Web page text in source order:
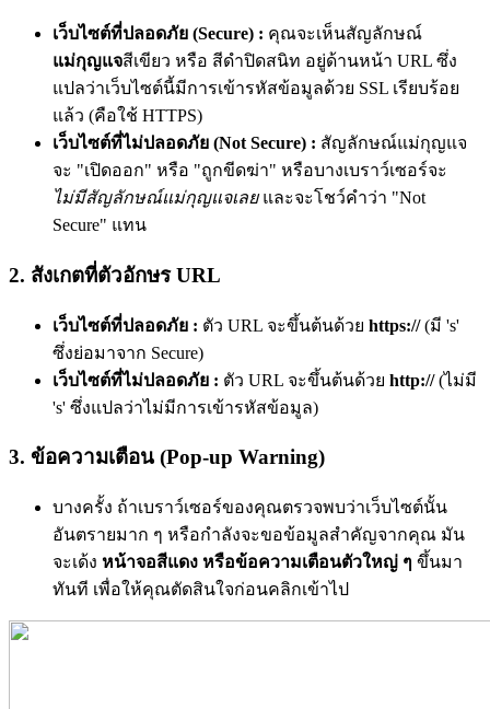
เว็บไซต์ที่ปลอดภัย (Secure) : คุณจะเห็นสัญลักษณ์
แม่กุญแจสีเขียว หรือ สีดำปิดสนิท อยู่ด้านหน้า URL ซึ่ง
แปลว่าเว็บไซต์นี้มีการเข้ารหัสข้อมูลด้วย SSL เรียบร้อย
แล้ว (คือใช้ HTTPS)
เว็บไซต์ที่ไม่ปลอดภัย (Not Secure) : สัญลักษณ์แม่กุญแจ
จะ "เปิดออก" หรือ "ถูกขีดฆ่า" หรือบางเบราว์เซอร์จะ
ไม่มีสัญลักษณ์แม่กุญแจเลยและจะโชว์คำว่า "Not
Secure" แทน
2. สังเกตที่ตัวอักษร URL
เว็บไซต์ที่ปลอดภัย : ตัว URL จะขึ้นต้นด้วย https://(มี 's'
ซึ่งย่อมาจาก Secure)
เว็บไซต์ที่ไม่ปลอดภัย : ตัว URL จะขึ้นต้นด้วย http://(ไม่มี
's' ซึ่งแปลว่าไม่มีการเข้ารหัสข้อมูล)
3. ข้อความเตือน (Pop-up Warning)
บางครั้ง ถ้าเบราว์เซอร์ของคุณตรวจพบว่าเว็บไซต์นั้น
อันตรายมาก ๆ หรือกำลังจะขอข้อมูลสำคัญจากคุณ มัน
จะเด้ง หน้าจอสีแดง หรือข้อความเตือนตัวใหญ่ ๆ ขึ้นมา
ทันที เพื่อให้คุณตัดสินใจก่อนคลิกเข้าไป